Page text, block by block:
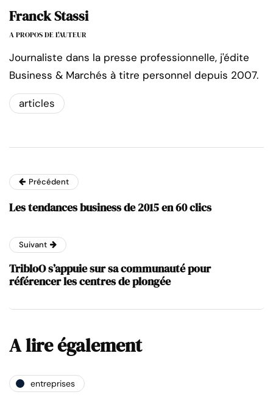
Franck Stassi
A PROPOS DE L'AUTEUR
Journaliste dans la presse professionnelle, j'édite
Business & Marchés à titre personnel depuis 2007.
articles
Précédent
Les tendances business de 2015 en 60 clics
Suivant
TribloO s’appuie sur sa communauté pour
référencer les centres de plongée
A lire également
entreprises